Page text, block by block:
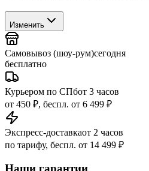
Изменить
Самовывоз (шоу-рум)сегодня
бесплатно
Курьером по СПбот 3 часов
от 450 ₽, беспл. от 6 499 ₽
Экспресс-доставкаот 2 часов
по тарифу, беспл. от 14 499 ₽
Наши гарантии